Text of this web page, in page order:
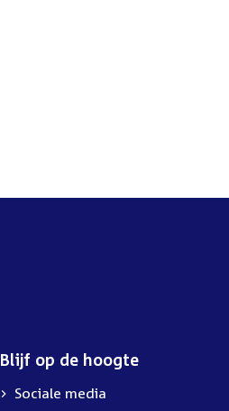
Blijf op de hoogte
Sociale media